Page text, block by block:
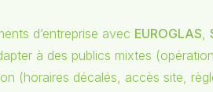
d’entreprise avec EUROGLAS,
à des publics mixtes
(horaires décalés, accès site,